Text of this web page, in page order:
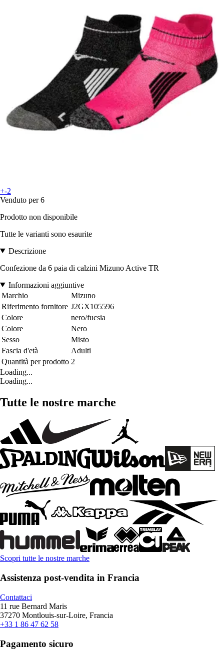
+-2
Venduto per 6
Prodotto non disponibile
Tutte le varianti sono esaurite
Descrizione
Confezione da 6 paia di calzini Mizuno Active TR
Informazioni aggiuntive
Marchio
Mizuno
Riferimento fornitore J2GX105596
Colore
nero/fucsia
Colore
Nero
Sesso
Misto
Fascia d'età
Adulti
Quantità per prodotto 2
Loading...
Loading...
Tutte le nostre marche
Scopri tutte le nostre marche
Assistenza post-vendita in Francia
Contattaci
11 rue Bernard Maris
37270 Montlouis-sur-Loire, Francia
+33 1 86 47 62 58
Pagamento sicuro